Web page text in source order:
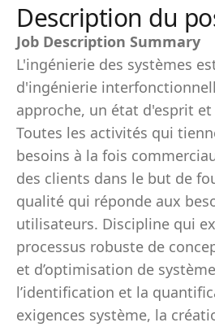
Description du
Job Description Summary
L'ingénierie des systèmes
d'ingénierie
approche, un état d'esprit
Toutes les activités qui
besoins à la fois
des clients dans le but de
qualité qui réponde aux
utilisateurs. Discipline qui
processus robuste de
et d’optimisation de
l’identification et la
exigences système, la